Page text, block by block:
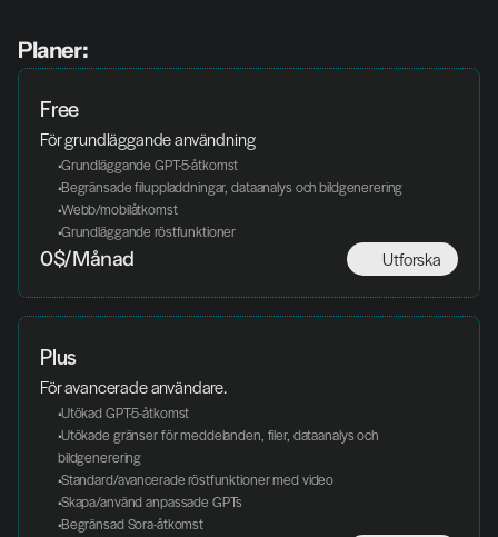
Planer:
Free
För grundläggande användning
Grundläggande GPT-5-åtkomst
Begränsade filuppladdningar, dataanalys och bildgenerering
Webb/mobilåtkomst
Grundläggande röstfunktioner
Utforska
0$/Månad
Plus
För avancerade användare.
Utökad GPT-5-åtkomst
Utökade gränser för meddelanden, filer, dataanalys och
bildgenerering
Standard/avancerade röstfunktioner med video
Skapa/använd anpassade GPTs
Begränsad Sora-åtkomst